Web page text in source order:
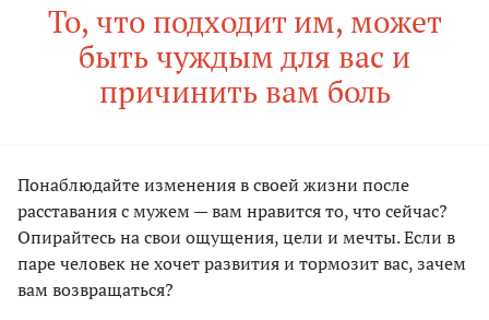
То, что подходит им, может
быть чуждым для вас и
причинить вам боль
Понаблюдайте изменения в своей жизни после
расставания с мужем — вам нравится то, что сейчас?
Опирайтесь на свои ощущения, цели и мечты. Если в
паре человек не хочет развития и тормозит вас, зачем
вам возвращаться?